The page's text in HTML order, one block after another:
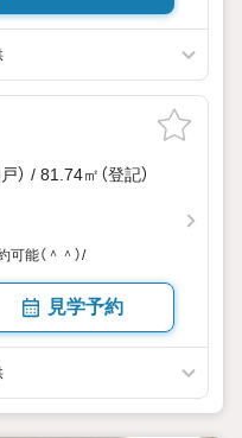
） / 81.74㎡（登記）
能（＾＾）/
見学予約